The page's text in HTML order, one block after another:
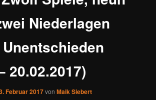
Niederlagen
20.02.2017)
Februar 2017vonMaik Siebert